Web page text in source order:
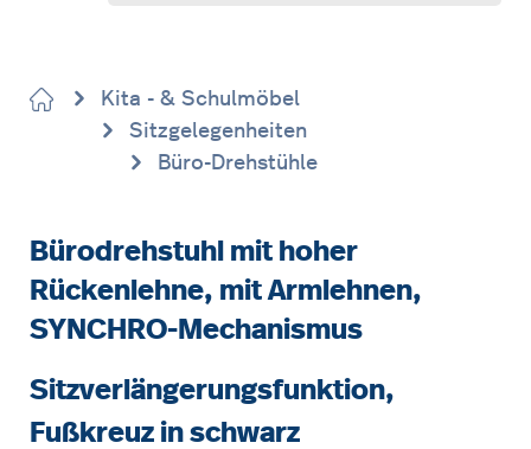
Kita - & Schulmöbel
Sitzgelegenheiten
Büro-Drehstühle
Bürodrehstuhl mit hoher
Rückenlehne, mit Armlehnen,
SYNCHRO-Mechanismus
Sitzverlängerungsfunktion,
Fußkreuz in schwarz